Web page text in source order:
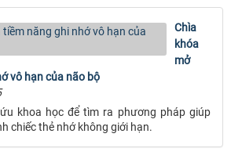
Chìa
khóa
mở
vô hạn của não bộ
khoa học để tìm ra phương pháp giúp
chiếc thẻ nhớ không giới hạn.